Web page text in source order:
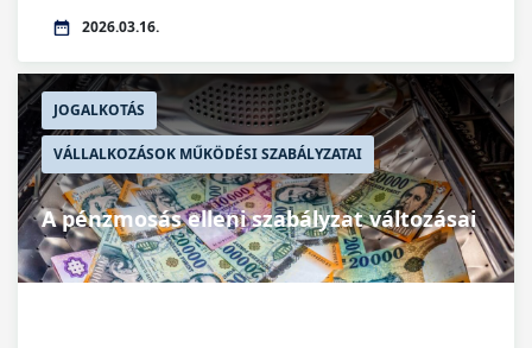
2026.03.16.
JOGALKOTÁS
VÁLLALKOZÁSOK MŰKÖDÉSI SZABÁLYZATAI
A pénzmosás elleni szabályzat változásai